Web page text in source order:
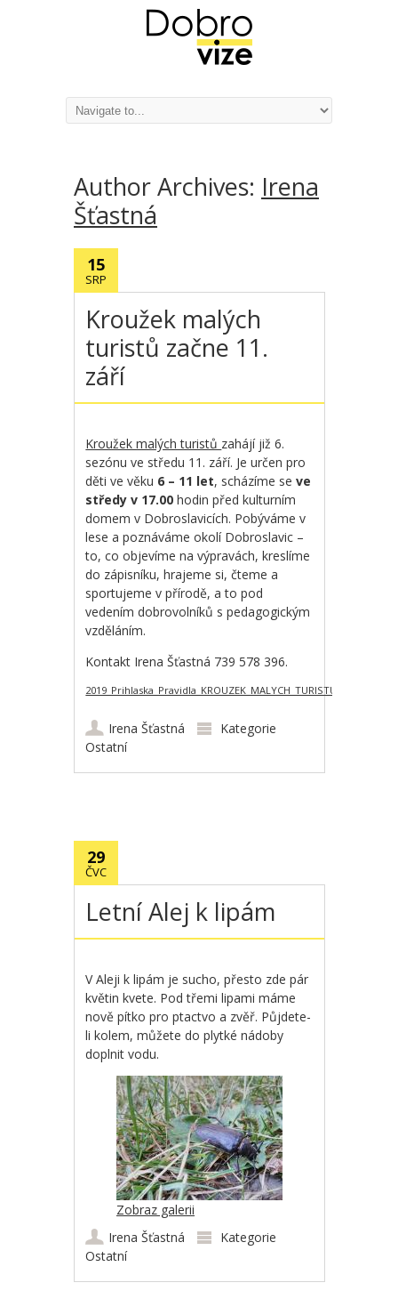
Author Archives: Irena
Šťastná
15
SRP
Kroužek malých
turistů začne 11.
září
Kroužek malých turistů zahájí již 6.
sezónu ve středu 11. září. Je určen pro
děti ve věku 6 – 11 let, scházíme seve
středy v 17.00 hodin před kulturním
domem v Dobroslavicích. Pobýváme v
lese a poznáváme okolí Dobroslavic –
to, co objevíme na výpravách, kreslíme
do zápisníku, hrajeme si, čteme a
sportujeme v přírodě, a to pod
vedením dobrovolníků s pedagogickým
vzděláním.
Kontakt Irena Šťastná 739 578 396.
2019_Prihlaska_Pravidla_KROUZEK_MALYCH_TURISTU
Irena Šťastná
Kategorie
Ostatní
29
ČVC
Letní Alej k lipám
V Aleji k lipám je sucho, přesto zde pár
květin kvete. Pod třemi lipami máme
nově pítko pro ptactvo a zvěř. Půjdete-
li kolem, můžete do plytké nádoby
doplnit vodu.
Zobraz galerii
Irena Šťastná
Kategorie
Ostatní